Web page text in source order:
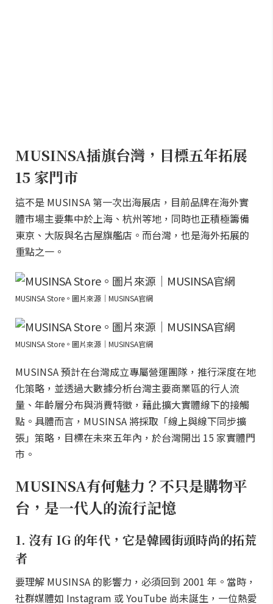
MUSINSA插旗台灣，目標五年拓展
15 家門市
這不是 MUSINSA 第一次出海展店，目前品牌在海外實
體市場主要集中於上海、杭州等地，同時也正積極籌備
東京、大阪與名古屋旗艦店。而台灣，也是海外拓展的
重點之一。
MUSINSA Store。圖片來源｜MUSINSA官網
MUSINSA Store。圖片來源｜MUSINSA官網
MUSINSA 預計在台灣成立專屬營運團隊，推行深度在地
化策略，並透過大數據分析台灣主要商業區的行人流
量、年齡層分布與消費特徵，藉此擴大實體線下的接觸
點。具體而言，MUSINSA 將採取「線上與線下同步擴
張」策略，目標在未來五年內，於台灣開出 15 家實體門
市。
MUSINSA有何魅力？不只是購物平
台，是一代人的流行記憶
1. 沒有 IG 的年代，它是韓國街頭時尚的拓荒
者
要理解 MUSINSA 的影響力，必須回到 2001 年。當時，
社群媒體如 Instagram 或 YouTube 尚未誕生，一位熱愛